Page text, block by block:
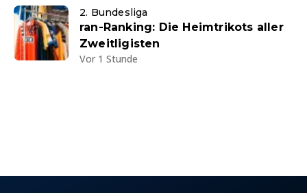
2. Bundesliga
ran-Ranking: Die Heimtrikots aller
Zweitligisten
Vor 1 Stunde